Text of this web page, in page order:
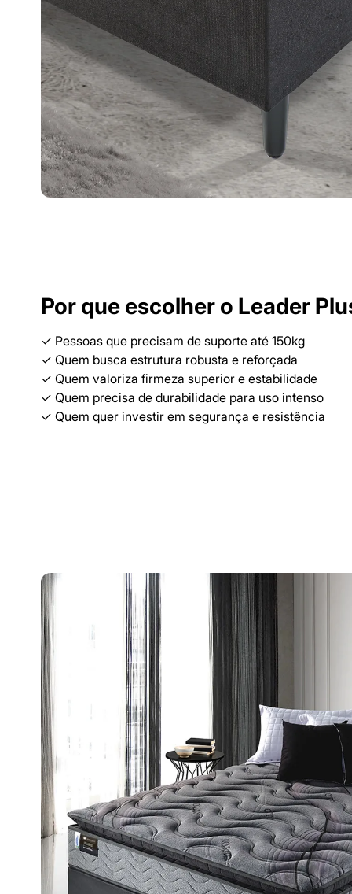
Por que escolher o Leader
✓ Pessoas que precisam de suporte até 150kg
✓ Quem busca estrutura robusta e reforçada
✓ Quem valoriza firmeza superior e estabilidade
✓ Quem precisa de durabilidade para uso intenso
✓ Quem quer investir em segurança e resistência